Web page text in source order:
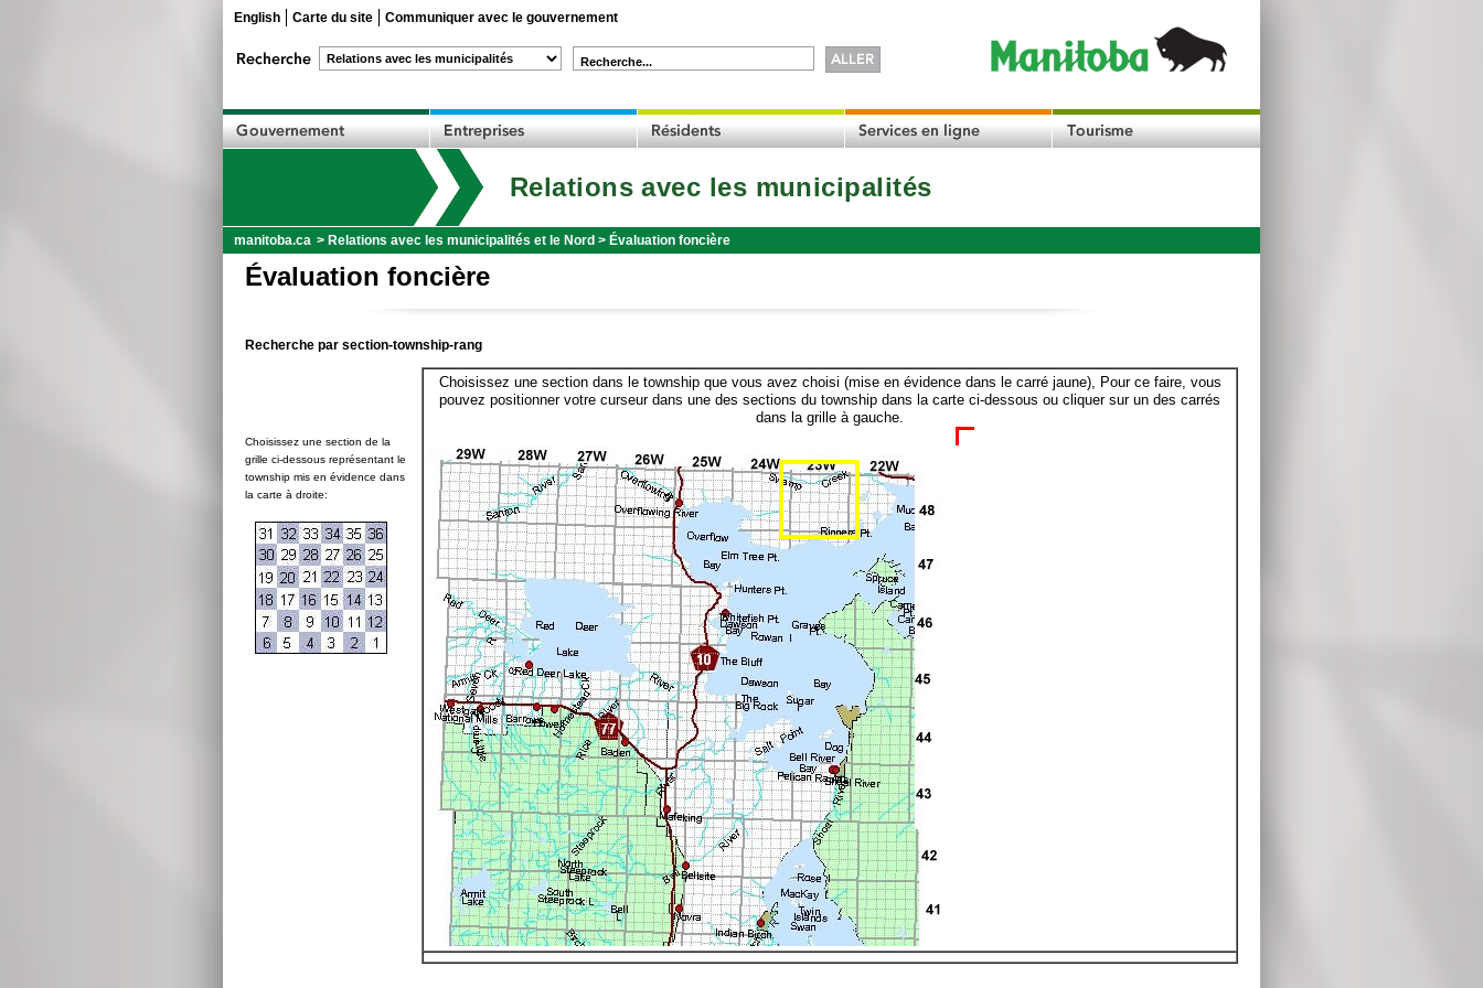
English Carte du site Communiquer avec le gouvernement
Recherche...
Relations avec les municipalités
manitoba.ca > Relations avec les municipalités et le Nord > Évaluation foncière
Évaluation foncière
Recherche par section-township-rang
Choisissez une section de la
grille ci-dessous représentant le
township mis en évidence dans
la carte à droite:
Choisissez une section dans le township que vous avez choisi (mise en évidence dans le carré jaune), Pour ce faire, vous
pouvez positionner votre curseur dans une des sections du township dans la carte ci-dessous ou cliquer sur un des carrés
dans la grille à gauche.